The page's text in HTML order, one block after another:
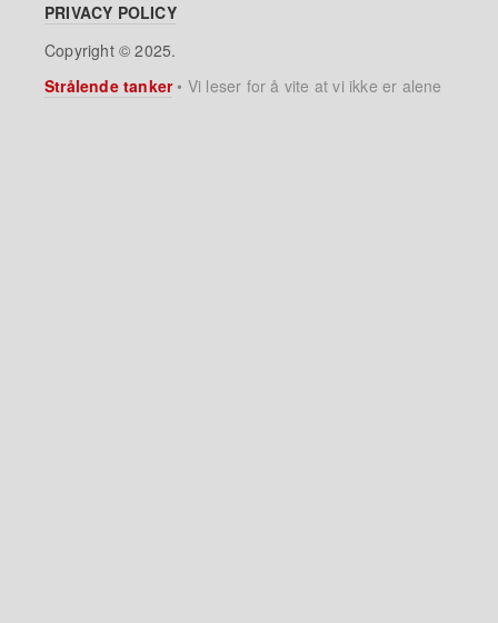
PRIVACY POLICY
Copyright © 2025.
Strålende tanker• Vi leser for å vite at vi ikke er alene